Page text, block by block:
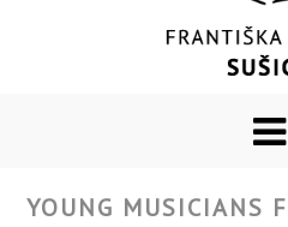
YOUNG MUSICIANS